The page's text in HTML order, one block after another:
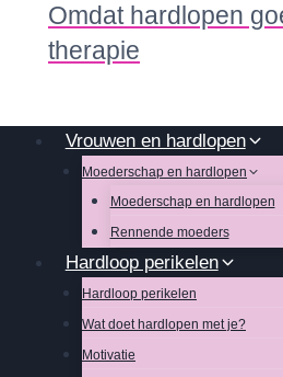
Omdat hardlopen
therapie
Vrouwen en hardlopen
Moederschap en hardlopen
Moederschap en hardlopen
Rennende moeders
Hardloop perikelen
Hardloop perikelen
Wat doet hardlopen met je?
Motivatie